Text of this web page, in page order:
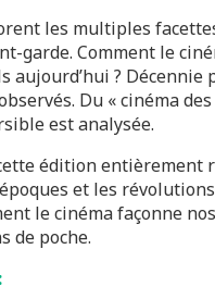
les multiples
garde. Comment le
? Décennie
Du « cinéma
est analysée.
édition entièrement
et les
le cinéma façonne
de poche.